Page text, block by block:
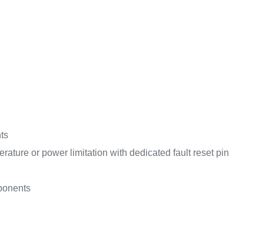
or power limitation with dedicated fault reset pin